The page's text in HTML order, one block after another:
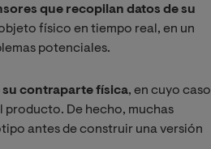
que recopilan datos de su
físico en tiempo real, en un
potenciales.
su contraparte física, en cuyo caso
De hecho, muchas
antes de construir una versión